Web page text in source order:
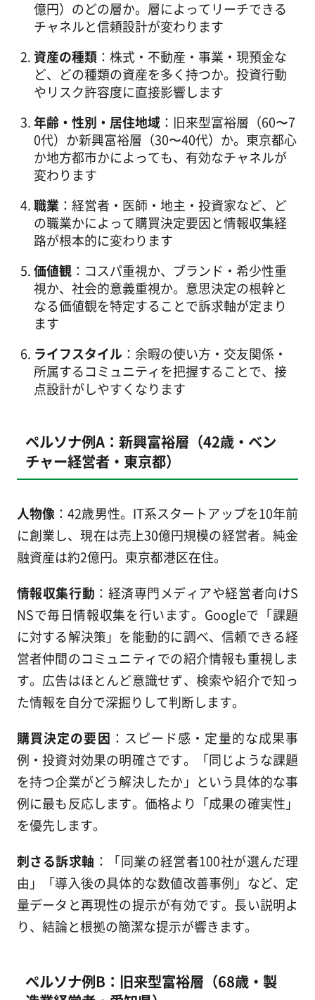
億円）のどの層か。層によってリーチできる
チャネルと信頼設計が変わります
資産の種類：株式・不動産・事業・現預金な
ど、どの種類の資産を多く持つか。投資行動
やリスク許容度に直接影響します
年齢・性別・居住地域：旧来型富裕層（60〜7
0代）か新興富裕層（30〜40代）か。東京都心
か地方都市かによっても、有効なチャネルが
変わります
職業 ：経営者・医師・地主・投資家など、ど
の職業かによって購買決定要因と情報収集経
路が根本的に変わります
価値観：コスパ重視か、ブランド・希少性重
視か、社会的意義重視か。意思決定の根幹と
なる価値観を特定することで訴求軸が定まり
ます
ライフスタイル：余暇の使い方・交友関係・
所属するコミュニティを把握することで、接
点設計がしやすくなります
ペルソナ例A：新興富裕層（42歳・ベン
チャー経営者・東京都）
人物像 ：42歳男性。IT系スタートアップを10年前
に創業し、現在は売上30億円規模の経営者。純金
融資産は約2億円。東京都港区在住。
情報収集行動 ：経済専門メディアや経営者向けS
NSで毎日情報収集を行います。Googleで「課題
に対する解決策」を能動的に調べ、信頼できる経
営者仲間のコミュニティでの紹介情報も重視しま
す。広告はほとんど意識せず、検索や紹介で知っ
た情報を自分で深掘りして判断します。
購買決定の要因 ：スピード感・定量的な成果事
例・投資対効果の明確さです。「同じような課題
を持つ企業がどう解決したか」という具体的な事
例に最も反応します。価格より「成果の確実性」
を優先します。
刺さる訴求軸 ：「同業の経営者100社が選んだ理
由」「導入後の具体的な数値改善事例」など、定
量データと再現性の提示が有効です。長い説明よ
り、結論と根拠の簡潔な提示が響きます。
ペルソナ例B：旧来型富裕層（68歳・製